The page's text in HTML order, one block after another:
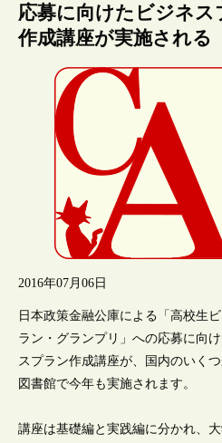
応募に向けたビジネス
作成講座が実施される
2016年07月06日
日本政策金融公庫による「高校生
ラン・グランプリ」への応募に向
スプラン作成講座が、国内のいく
図書館で今年も実施されます。
講座は基礎編と実践編に分かれ、大